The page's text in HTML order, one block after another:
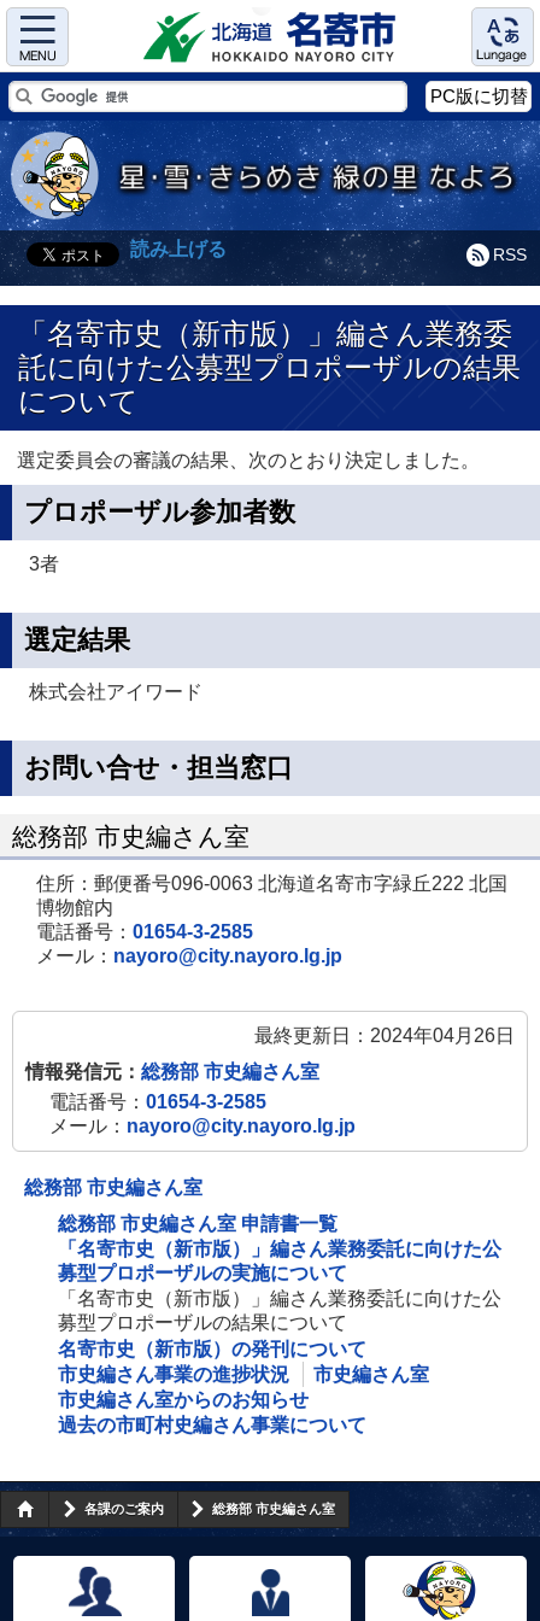
Menu Language
PC版に切替
RSS
読み上げる
「名寄市史（新市版）」編さん業務委
託に向けた公募型プロポーザルの結果
について
選定委員会の審議の結果、次のとおり決定しました。
プロポーザル参加者数
3者
選定結果
株式会社アイワード
お問い合せ・担当窓口
総務部 市史編さん室
住所：郵便番号096-0063 北海道名寄市字緑丘222 北国
博物館内
電話番号： 01654-3-2585
メール： nayoro@city.nayoro.lg.jp
最終更新日：2024年04月26日
情報発信元： 総務部 市史編さん室
電話番号： 01654-3-2585
メール： nayoro@city.nayoro.lg.jp
総務部 市史編さん室
総務部 市史編さん室 申請書一覧
「名寄市史（新市版）」編さん業務委託に向けた公
募型プロポーザルの実施について
「名寄市史（新市版）」編さん業務委託に向けた公
募型プロポーザルの結果について
名寄市史（新市版）の発刊について
市史編さん事業の進捗状況
市史編さん室
市史編さん室からのお知らせ
過去の市町村史編さん事業について
各課のご案内 総務部 市史編さん室